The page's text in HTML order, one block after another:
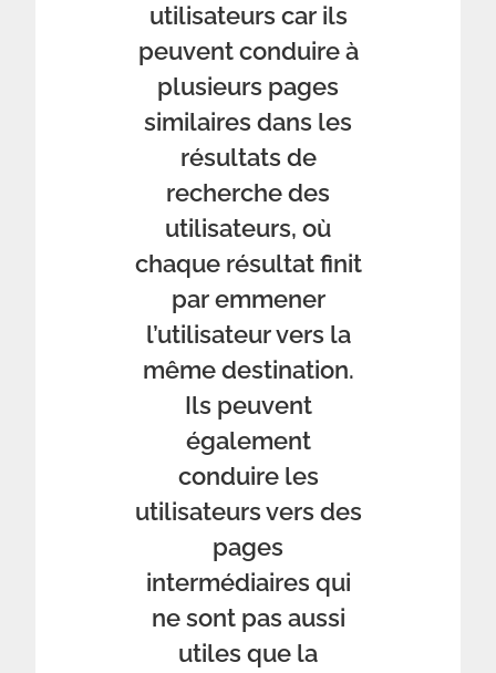
utilisateurs car ils
peuvent conduire à
plusieurs pages
similaires dans les
résultats de
recherche des
utilisateurs, où
chaque résultat finit
par emmener
l’utilisateur vers la
même destination.
Ils peuvent
également
conduire les
utilisateurs vers des
pages
intermédiaires qui
ne sont pas aussi
utiles que la